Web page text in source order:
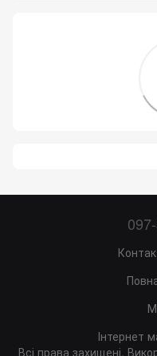
Інтернет
Всі права захищені.